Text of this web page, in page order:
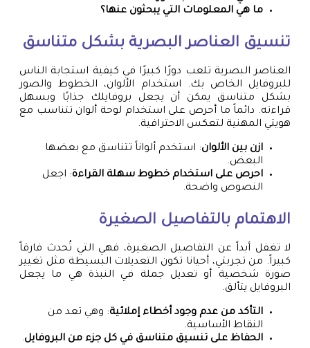
ما هي المعلومات التي يبحثون عنها؟
تنسيق العناصر البصرية بشكل متناسق
العناصر البصرية تلعب دورًا كبيرًا في كيفية استجابة الناس
للبروفايل الخاص بك. استخدام الألوان، الخطوط والصور
بشكل متناسق يمكن أن يجعل بروفايلك جذابًا وبسهل
قراءته. دائماً ما أحرص على استخدام لوحة ألوان تتناسب مع
هويتي المهنية لتعكس الاحترافية.
ازن بين الألوان: استخدم ألواناً تتناسق مع بعضها
البعض.
احرص على استخدام خطوط سهلة القراءة: اجعل
النصوص واضحة.
الاهتمام بالتفاصيل الصغيرة
لا تغفل أبداً عن التفاصيل الصغيرة، فهي التي تُحدث فارقاً
كبيراً. من تجربتي، أحيانا تكون التعديلات البسيطة مثل تغيير
صورة شخصية أو تعديل جملة في النبذة هي ما يجعل
البروفايل يتألق.
التأكد من عدم وجود أخطاء إملائية: وهي تعد من
النقاط الأساسية.
الحفاظ على تنسيق متناسق في كل جزء من البروفايل.